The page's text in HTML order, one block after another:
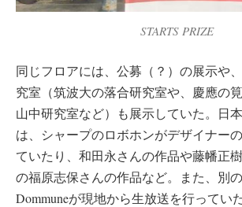
STARTS PRIZE
同じフロアには、公募（？）の展示や
究室（筑波大の落合研究室や、慶應の
山中研究室など）も展示していた。日
は、シャープのロボホンがデザイナー
ていたり、和田永さんの作品や藤幡正
の福原志保さんの作品など。また、別
Dommuneが現地から生放送を行ってい